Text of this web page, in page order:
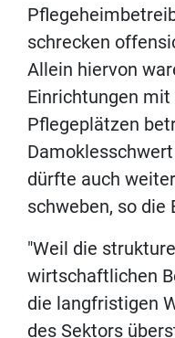
schrecken
Allein hiervon
Einrichtungen
Pflegeplätzen
dürfte auch
schweben, so die
"Weil die
wirtschaftlichen
die langfristigen
des Sektors